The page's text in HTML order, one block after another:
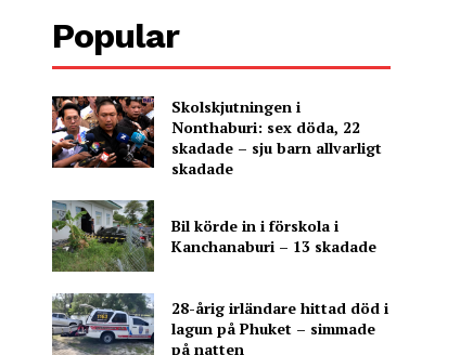
Popular
Skolskjutningen i
Nonthaburi: sex döda, 22
skadade – sju barn allvarligt
skadade
Bil körde in i förskola i
Kanchanaburi – 13 skadade
28-årig irländare hittad död i
lagun på Phuket – simmade
på natten